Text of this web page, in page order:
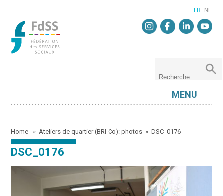
FR NL
MENU
Home »Ateliers de quartier (BRI-Co): photos »DSC_0176
DSC_0176